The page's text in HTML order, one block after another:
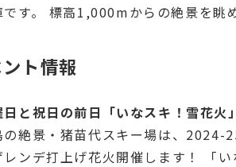
です。 標高1,000mからの絶景を眺
ト情報
と祝日の前日「いなスキ！雪花火」
の絶景・猪苗代スキー場は、2024-
レンデ打上げ花火開催します！ 「